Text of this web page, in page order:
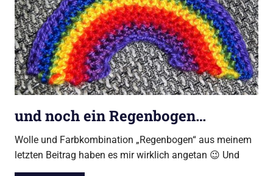
und noch ein Regenbogen…
Wolle und Farbkombination „Regenbogen“ aus meinem
letzten Beitrag haben es mir wirklich angetan 😉 Und